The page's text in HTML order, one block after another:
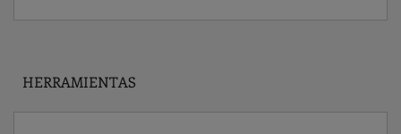
HERRAMIENTAS